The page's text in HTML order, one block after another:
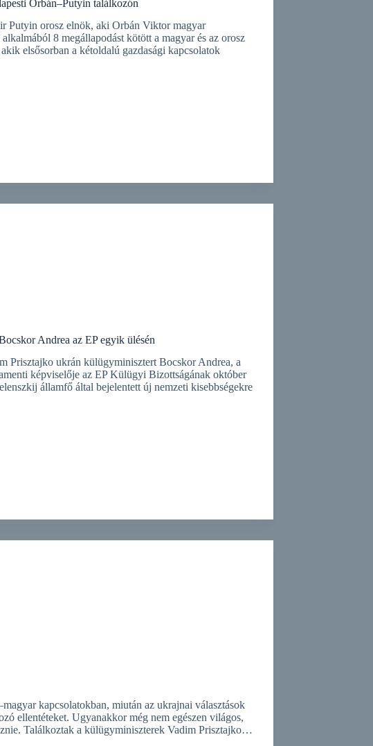
Orbán–Putyin találkozón
Putyin orosz elnök, aki Orbán Viktor magyar
8 megállapodást kötött a magyar és az orosz
elsősorban a kétoldalú gazdasági kapcsolatok
Andrea az EP egyik ülésén
Prisztajko ukrán külügyminisztert Bocskor Andrea, a
képviselője az EP Külügyi Bizottságának október
államfő által bejelentett új nemzeti kisebbségekre
kapcsolatokban, miután az ukrajnai választások
ellentéteket. Ugyanakkor még nem egészen világos,
Találkoztak a külügyminiszterek Vadim Prisztajko…